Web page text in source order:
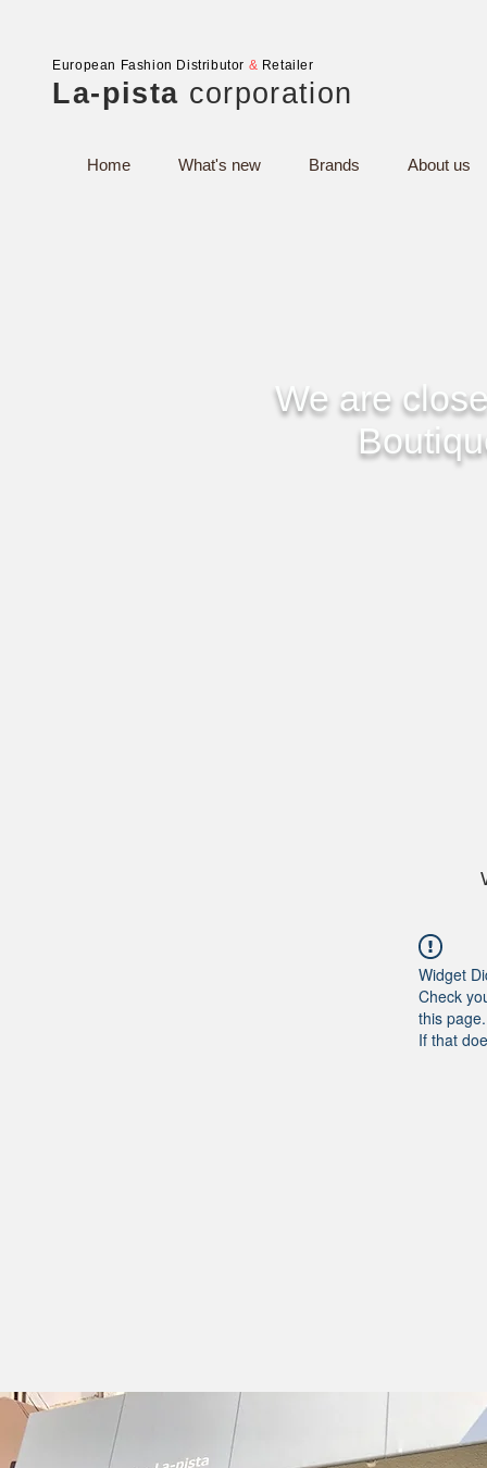
European Fashion Distributor & Retailer
La-pista corporation
Home What's new Brands About us
We are
Widget
Check
this page.
If that